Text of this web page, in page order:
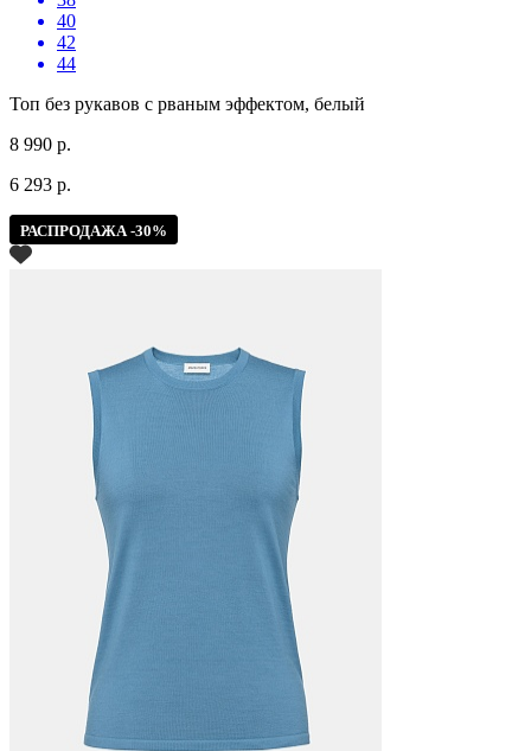
40
42
44
Топ без рукавов с рваным эффектом, белый
8 990 р.
6 293 р.
РАСПРОДАЖА -30%